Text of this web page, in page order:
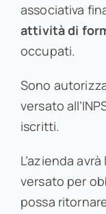
associativa
attività di
occupati.
Sono
versato
iscritti.
L’azienda
versato per
possa